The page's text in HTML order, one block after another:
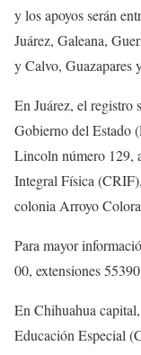
y los apoyos serán
Juárez, Galeana,
y Calvo, Guazapares
En Juárez, el registro
Gobierno del Estado
Lincoln número 129,
Integral Física
colonia Arroyo
Para mayor
00, extensiones
En Chihuahua
Educación Especial